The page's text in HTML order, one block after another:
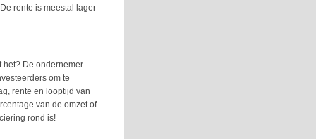
rente is meestal lager
het? De ondernemer
om te
rente en looptijd van
van de omzet of
rond is!